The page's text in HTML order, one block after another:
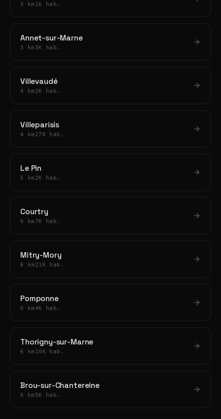
3 km 1K hab.
Annet-sur-Marne
3 km 3K hab.
Villevaudé
4 km 2K hab.
Villeparisis
4 km 27K hab.
Le Pin
5 km 2K hab.
Courtry
6 km 7K hab.
Mitry-Mory
6 km 21K hab.
Pomponne
6 km4K hab.
Thorigny-sur-Marne
6 km 10K hab.
Brou-sur-Chantereine
6 km 5K hab.